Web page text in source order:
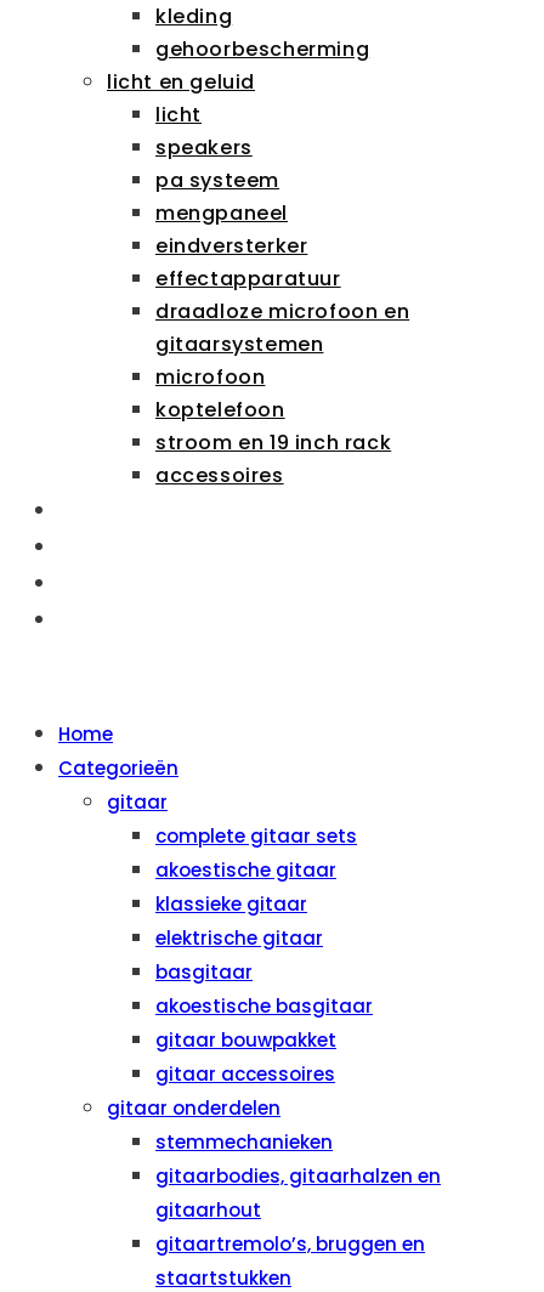
kleding
gehoorbescherming
licht en geluid
licht
speakers
pa systeem
mengpaneel
eindversterker
effectapparatuur
draadloze microfoon en
gitaarsystemen
microfoon
koptelefoon
stroom en 19 inch rack
accessoires
Home
Categorieën
gitaar
complete gitaar sets
akoestische gitaar
klassieke gitaar
elektrische gitaar
basgitaar
akoestische basgitaar
gitaar bouwpakket
gitaar accessoires
gitaar onderdelen
stemmechanieken
gitaarbodies, gitaarhalzen en
gitaarhout
gitaartremolo’s, bruggen en
staartstukken